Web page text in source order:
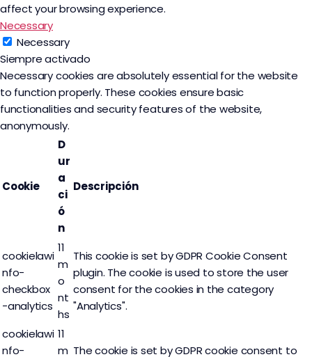
affect your browsing experience.
Necessary
Necessary
Siempre activado
Necessary cookies are absolutely essential for the website
to function properly. These cookies ensure basic
functionalities and security features of the website,
anonymously.
Cookie
D
ur
a
ci
ó
n
Descripción
cookielawi
nfo-
checkbox
-analytics
11
m
o
nt
hs
This cookie is set by GDPR Cookie Consent
plugin. The cookie is used to store the user
consent for the cookies in the category
"Analytics".
cookielawi
nfo-
11
m The cookie is set by GDPR cookie consent to